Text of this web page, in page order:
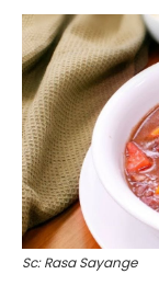
Sc: Rasa Sayange